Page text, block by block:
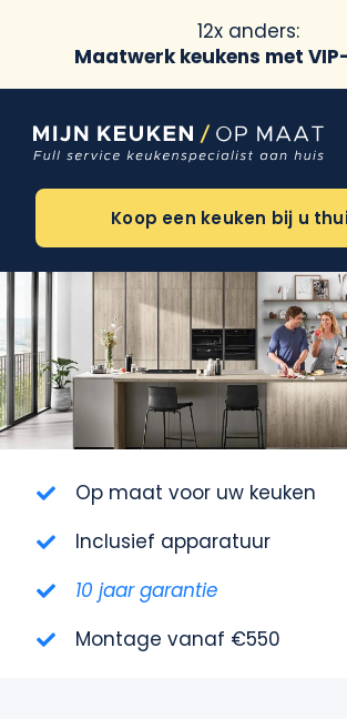
12x anders:
Maatwerk keukens met
naar
inhoud
Oriëntatie
Over ons
Meer
Contact
Koop een keuken bij u
Op maat voor uw keuken
Inclusief apparatuur
10 jaar garantie
Montage vanaf €550